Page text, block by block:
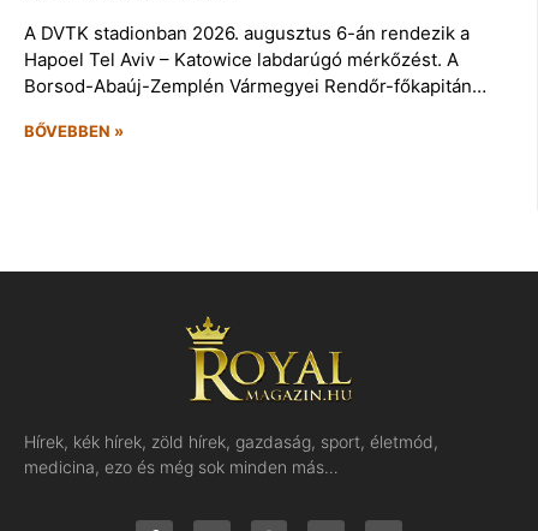
A DVTK stadionban 2026. augusztus 6-án rendezik a
Hapoel Tel Aviv – Katowice labdarúgó mérkőzést. A
Borsod-Abaúj-Zemplén Vármegyei Rendőr-főkapitán…
BŐVEBBEN »
Hírek, kék hírek, zöld hírek, gazdaság, sport, életmód,
medicina, ezo és még sok minden más…